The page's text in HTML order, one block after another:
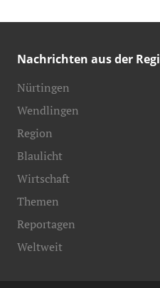
Nachrichten aus der
Nürtingen
Wendlingen
Region
Blaulicht
Wirtschaft
Themen
Reportagen
Weltweit